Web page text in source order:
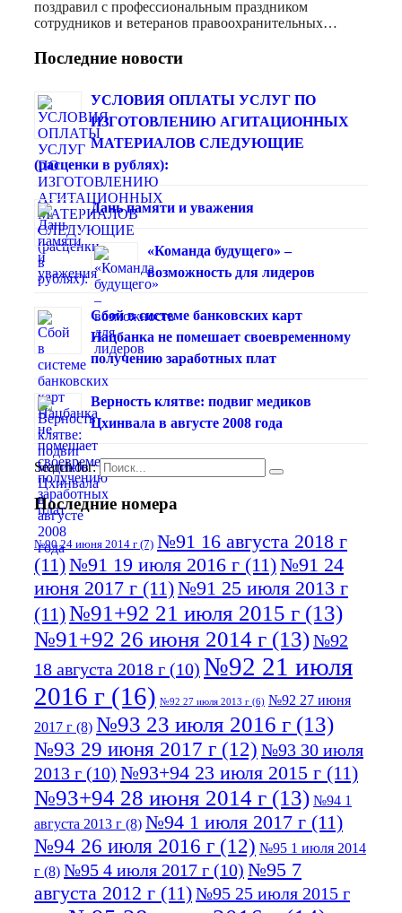
поздравил с профессиональным праздником
сотрудников и ветеранов правоохранительных…
Последние новости
УСЛОВИЯ ОПЛАТЫ УСЛУГ ПО
ИЗГОТОВЛЕНИЮ АГИТАЦИОННЫХ
МАТЕРИАЛОВ СЛЕДУЮЩИЕ
(расценки в рублях):
Дань памяти и уважения
«Команда будущего» –
возможность для лидеров
Сбой в системе банковских карт
Нацбанка не помешает своевременному
получению заработных плат
Верность клятве: подвиг медиков
Цхинвала в августе 2008 года
Search for:
Последние номера
№90 24 июня 2014 г (7) №91 16 августа 2018 г
(11)№91 19 июля 2016 г (11)№91 24
июня 2017 г (11)№91 25 июля 2013 г
(11)№91+92 21 июля 2015 г (13)
№91+92 26 июня 2014 г (13)№92
18 августа 2018 г (10) №92 21 июля
2016 г (16) №92 27 июля 2013 г (6) №92 27 июня
2017 г (8) №93 23 июля 2016 г (13)
№93 29 июня 2017 г (12) №93 30 июля
2013 г (10) №93+94 23 июля 2015 г (11)
№93+94 28 июня 2014 г (13) №94 1
августа 2013 г (8) №94 1 июля 2017 г (11)
№94 26 июля 2016 г (12) №95 1 июля 2014
г (8) №95 4 июля 2017 г (10) №95 7
августа 2012 г (11)№95 25 июля 2015 г